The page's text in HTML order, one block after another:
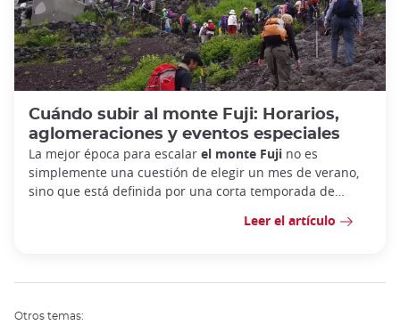
Cuándo subir al monte Fuji: Horarios,
aglomeraciones y eventos especiales
La mejor época para escalar el monte Fuji no es
simplemente una cuestión de elegir un mes de verano,
sino que está definida por una corta temporada de
Leer el artículo
Otros temas: